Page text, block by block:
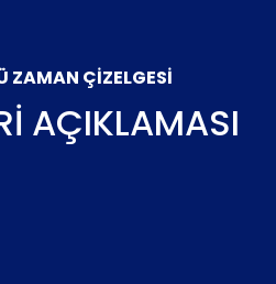
ZAMAN ÇIZELGESI
AÇIKLAMASI